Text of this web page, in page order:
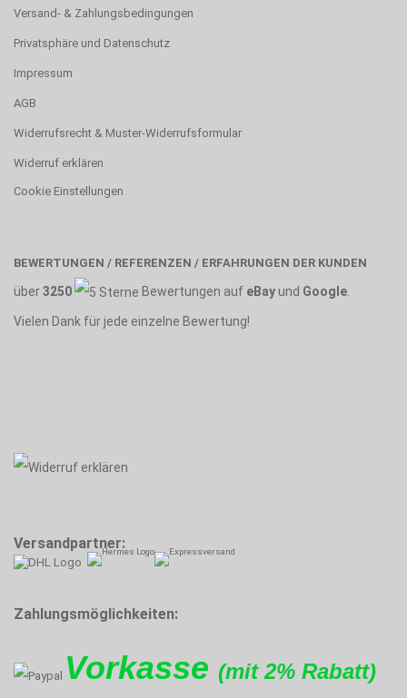
Versand- & Zahlungsbedingungen
Privatsphäre und Datenschutz
Impressum
AGB
Widerrufsrecht & Muster-Widerrufsformular
Widerruf erklären
Cookie Einstellungen
BEWERTUNGEN / REFERENZEN / ERFAHRUNGEN DER KUNDEN
über3250 Bewertungen auf eBayund Google
Vielen Dank für jede einzelne Bewertung!
Versandpartner:
Zahlungsmöglichkeiten:
Vorkasse (mit 2% Rabatt)